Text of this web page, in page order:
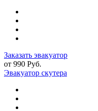
Заказать эвакуатор
от 990 Руб.
Эвакуатор скутера